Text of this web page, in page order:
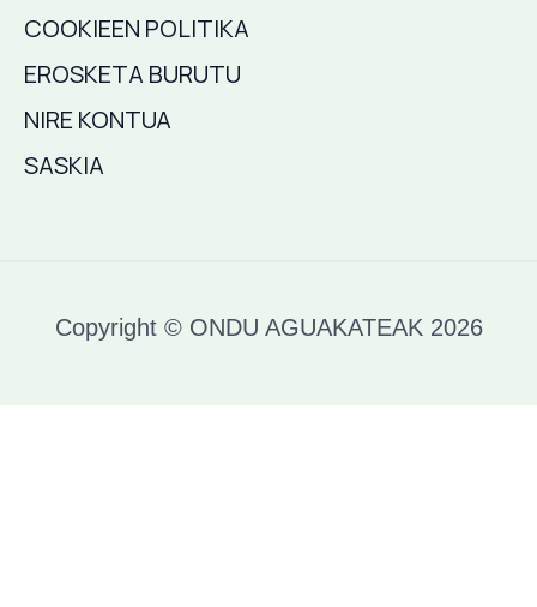
COOKIEEN POLITIKA
EROSKETA BURUTU
NIRE KONTUA
SASKIA
Copyright © ONDU AGUAKATEAK 2026